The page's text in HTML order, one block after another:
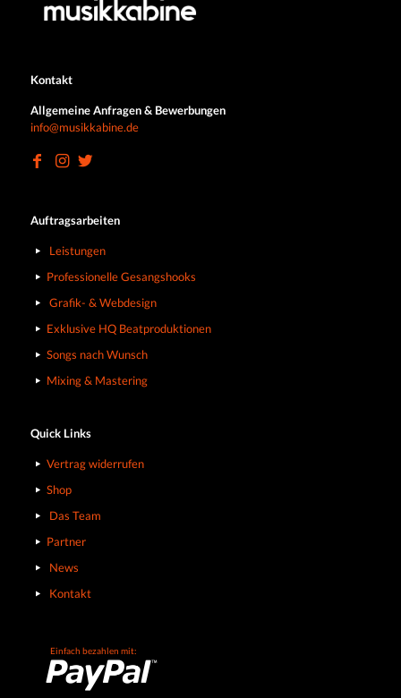
Kontakt
Allgemeine Anfragen & Bewerbungen
info@musikkabine.de
Auftragsarbeiten
Leistungen
Professionelle Gesangshooks
Grafik- & Webdesign
Exklusive HQ Beatproduktionen
Songs nach Wunsch
Mixing & Mastering
Quick Links
Vertrag widerrufen
Shop
Das Team
Partner
News
Kontakt
Einfach bezahlen mit: